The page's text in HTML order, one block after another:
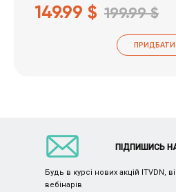
149.99 $ 199.99 $
ПРИДБАТИ
ПІДПИШИСЬ
Будь в курсі нових акцій ITVDN,
вебінарів